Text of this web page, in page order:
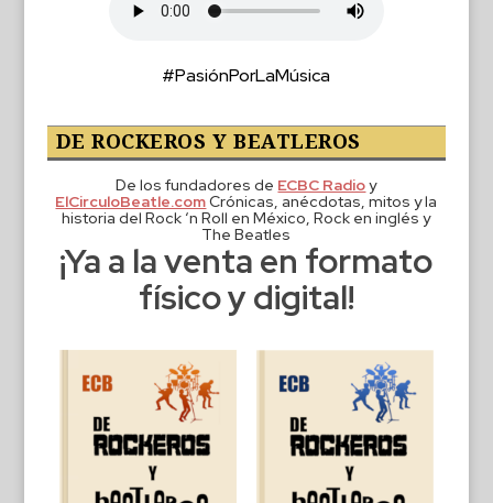
#PasiónPorLaMúsica
DE ROCKEROS Y BEATLEROS
De los fundadores de ECBC Radioy
ElCirculoBeatle.comCrónicas, anécdotas, mitos y la
historia del Rock ‘n Roll en México, Rock en inglés y
The Beatles
¡Ya a la venta en formato
físico y digital!